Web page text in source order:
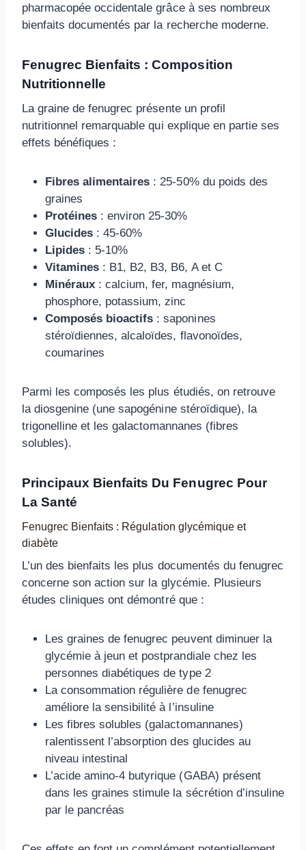
pharmacopée occidentale grâce à ses nombreux
bienfaits documentés par la recherche moderne.
Fenugrec Bienfaits : Composition
Nutritionnelle
La graine de fenugrec présente un profil
nutritionnel remarquable qui explique en partie ses
effets bénéfiques :
Fibres alimentaires : 25-50% du poids des
graines
Protéines : environ 25-30%
Glucides : 45-60%
Lipides : 5-10%
Vitamines : B1, B2, B3, B6, A et C
Minéraux : calcium, fer, magnésium,
phosphore, potassium, zinc
Composés bioactifs : saponines
stéroïdiennes, alcaloïdes, flavonoïdes,
coumarines
Parmi les composés les plus étudiés, on retrouve
la diosgenine (une sapogénine stéroïdique), la
trigonelline et les galactomannanes (fibres
solubles).
Principaux Bienfaits Du Fenugrec Pour
La Santé
Fenugrec Bienfaits : Régulation glycémique et
diabète
L’un des bienfaits les plus documentés du fenugrec
concerne son action sur la glycémie. Plusieurs
études cliniques ont démontré que :
Les graines de fenugrec peuvent diminuer la
glycémie à jeun et postprandiale chez les
personnes diabétiques de type 2
La consommation régulière de fenugrec
améliore la sensibilité à l’insuline
Les fibres solubles (galactomannanes)
ralentissent l’absorption des glucides au
niveau intestinal
L’acide amino-4 butyrique (GABA) présent
dans les graines stimule la sécrétion d’insuline
par le pancréas